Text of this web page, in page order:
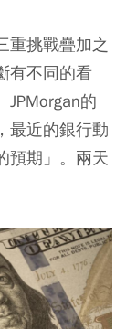
重挑戰疊加之
有不同的看
JPMorgan的
最近的銀行動
預期」。兩天